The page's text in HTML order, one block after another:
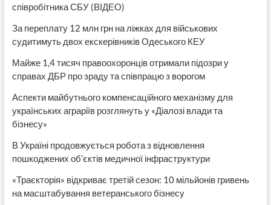
співробітника СБУ (ВІДЕО)
За переплату 12 млн грн на ліжках для військових
судитимуть двох екскерівників Одеського КЕУ
Майже 1,4 тисяч правоохоронців отримали підозри у
справах ДБР про зраду та співпрацю з ворогом
Аспекти майбутнього компенсаційного механізму для
українських аграріїв розглянуть у «Діалозі влади та
бізнесу»
В Україні продовжується робота з відновлення
пошкоджених об’єктів медичної інфраструктури
«Траєкторія» відкриває третій сезон: 10 мільйонів гривень
на масштабування ветеранського бізнесу